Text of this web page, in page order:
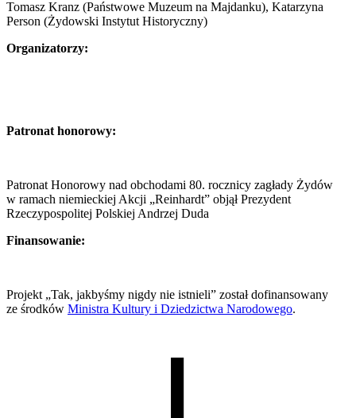
Tomasz Kranz (Państwowe Muzeum na Majdanku), Katarzyna
Person (Żydowski Instytut Historyczny)
Organizatorzy:
Patronat honorowy:
Patronat Honorowy nad obchodami 80. rocznicy zagłady Żydów
w ramach niemieckiej Akcji „Reinhardt” objął Prezydent
Rzeczypospolitej Polskiej Andrzej Duda
Finansowanie:
Projekt „Tak, jakbyśmy nigdy nie istnieli” został dofinansowany
ze środków Ministra Kultury i Dziedzictwa Narodowego.